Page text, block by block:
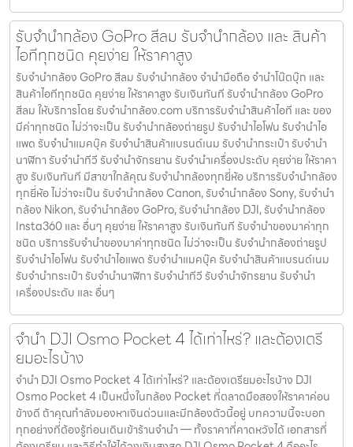
รับจำนำกล้อง GoPro สีลม รับจํานํากล้อง และ สินค้า
ไอทีทุกชนิด คุยง่าย ให้ราคาสูง
รับจำนำกล้อง GoPro สีลม รับจํานํากล้อง จำนำมือถือ จำนำโน๊ตบุ๊ก และ
สินค้าไอทีทุกชนิด คุยง่าย ให้ราคาสูง รับเงินทันที รับจำนำกล้อง GoPro
สีลม ให้บริการโดย รับจํานํากล้อง.com บริการรับจํานําสินค้าไอที และ ของ
มีค่าทุกชนิด ไม่ว่าจะเป็น รับจํานํากล้องถ่ายรูป รับจํานําไอโฟน รับจํานําไอ
แพด รับจํานําแมคบุ๊ค รับจํานําสินค้าแบรนด์เนม รับจํานํากระเป๋า รับจํานํา
นาฬิกา รับจํานําทีวี รับจํานําจักรยาน รับจํานําเครื่องประดับ คุยง่าย ให้ราคา
สูง รับเงินทันที มีสาขาใกล้คุณ รับจำนำกล้องทุกยี่ห้อ บริการรับจำนำกล้อง
ทุกยี่ห้อ ไม่ว่าจะเป็น รับจำนำกล้อง Canon, รับจำนำกล้อง Sony, รับจำนำ
กล้อง Nikon, รับจำนำกล้อง GoPro, รับจำนำกล้อง DJI, รับจำนำกล้อง
Insta360 และ อื่นๆ คุยง่าย ให้ราคาสูง รับเงินทันที รับจำนำของมาค่าทุก
ชนิด บริการรับจำนำของมาค่าทุกชนิด ไม่ว่าจะเป็น รับจํานํากล้องถ่ายรูป
รับจํานําไอโฟน รับจํานําไอแพด รับจํานําแมคบุ๊ค รับจํานําสินค้าแบรนด์เนม
รับจํานํากระเป๋า รับจํานํานาฬิกา รับจํานําทีวี รับจํานําจักรยาน รับจํานํา
เครื่องประดับ และ อื่นๆ
จำนำ DJI Osmo Pocket 4 ได้เท่าไหร่? และต้องเตรี
ยมอะไรบ้าง
จำนำ DJI Osmo Pocket 4 ได้เท่าไหร่? และต้องเตรียมอะไรบ้าง DJI
Osmo Pocket 4 เป็นหนึ่งในกล้อง Pocket ที่ตลาดมือสองให้ราคาค่อน
ข้างดี ถ้าคุณกำลังมองหาเงินด่วนและมีกล้องตัวนี้อยู่ บทความนี้จะบอก
ทุกอย่างที่ต้องรู้ก่อนเดินเข้าร้านจำนำ — ทั้งราคาที่คาดหวังได้ เอกสารที่